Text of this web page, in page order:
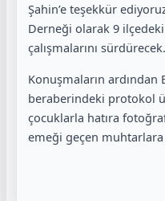
Şahin’e teşekkür
Derneği olarak 9
çalışmalarını
Konuşmaların ardından
beraberindeki protokol
çocuklarla hatıra
emeği geçen